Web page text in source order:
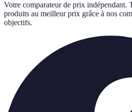
Votre comparateur de prix indépendant.
produits au meilleur prix grâce à nos
objectifs.